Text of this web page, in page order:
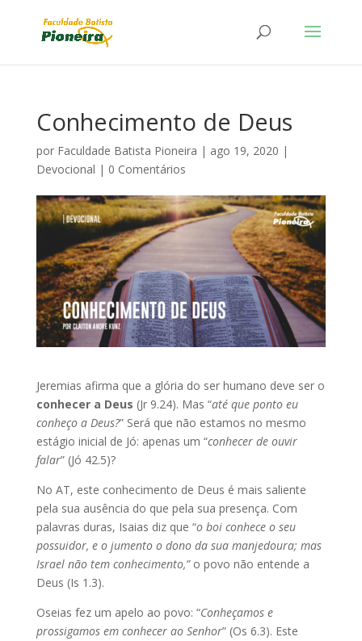
Conhecimento de Deus
por Faculdade Batista Pioneira | ago 19, 2020 |
Devocional | 0 Comentários
Jeremias afirma que a glória do ser humano deve ser o
conhecer a Deus (Jr 9.24). Mas “até que ponto eu
conheço a Deus?” Será que não estamos no mesmo
estágio inicial de Jó: apenas um “conhecer de ouvir
falar” (Jó 42.5)?
No AT, este conhecimento de Deus é mais saliente
pela sua ausência do que pela sua presença. Com
palavras duras, Isaias diz que “o boi conhece o seu
possuidor, e o jumento o dono da sua manjedoura; mas
Israel não tem conhecimento,” o povo não entende a
Deus (Is 1.3).
Oseias fez um apelo ao povo: “Conheçamos e
prossigamos em conhecer ao Senhor” (Os 6.3). Este